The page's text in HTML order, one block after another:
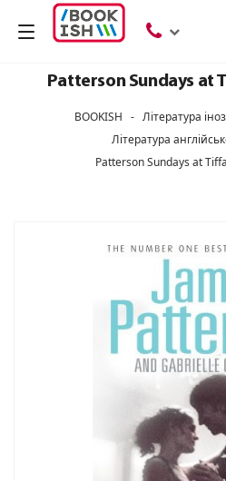
Patterson Sundays at
BOOKISH - Література
Література
Patterson Sundays at